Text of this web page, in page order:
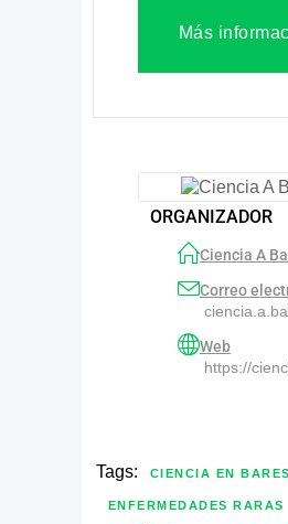
Más
ORGANIZADOR
Ciencia A
Correo
Web
https://
Tags: CIENCIA EN BARES
ENFERMEDADES RARAS